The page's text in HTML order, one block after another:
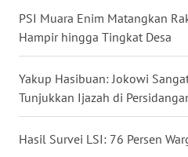
PSI Muara Enim Matangkan
Hampir hingga Tingkat Desa
Yakup Hasibuan: Jokowi
Tunjukkan Ijazah di
Hasil Survei LSI: 76 Persen
SULTRA
NTB
WN
SULTENG